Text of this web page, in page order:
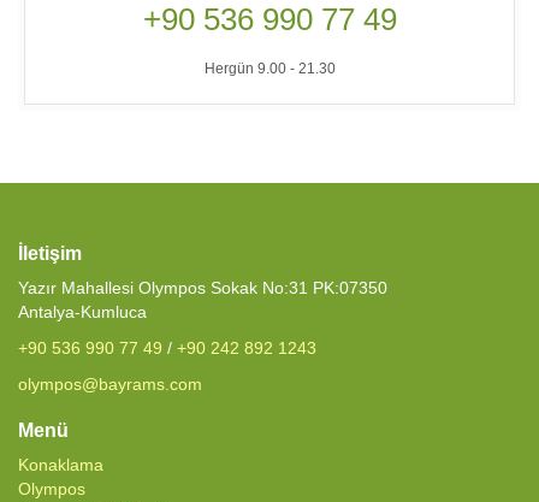
+90 536 990 77 49
Hergün 9.00 - 21.30
İletişim
Yazır Mahallesi Olympos Sokak No:31 PK:07350
Antalya-Kumluca
+90 536 990 77 49 / +90 242 892 1243
olympos@bayrams.com
Menü
Konaklama
Olympos